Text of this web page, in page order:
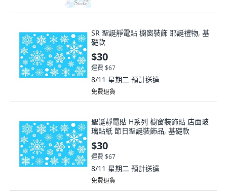
SR 聖誕靜電貼 櫥窗裝飾 耶誕禮物, 基
礎款
$30
運費 $67
8/11 星期二 預計送達
免費退貨
聖誕靜電貼 H系列 櫥窗裝飾貼 店面玻
璃貼紙 節日聖誕裝飾品, 基礎款
$30
運費 $67
8/11 星期二 預計送達
免費退貨